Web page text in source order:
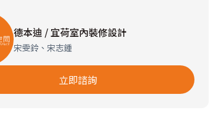
德本迪 / 宜荷室內裝修設計
宋雯鈴、宋志鍾
立即諮詢